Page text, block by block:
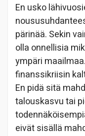
En usko
pärinää. Sekin
olla onnellisia
ympäri
finanssikriisin
En pidä sitä
talouskasvu tai
eivät sisällä